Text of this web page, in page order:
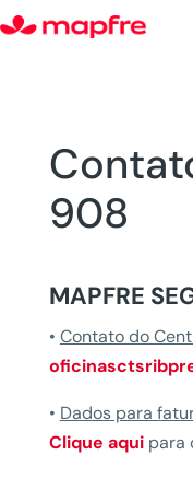
908
MAPFRE
• Contato do
• Dados para
Clique aquipara